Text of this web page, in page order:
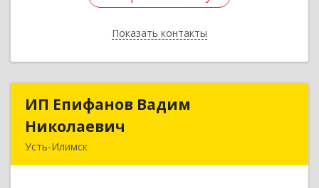
Показать контакты
Назад
ИП Епифанов Вадим
Николаевич
Усть-Илимск
ИП Епифанов Вадим